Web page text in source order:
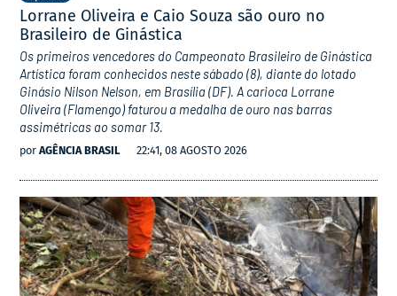
Lorrane Oliveira e Caio Souza são ouro no
Brasileiro de Ginástica
Os primeiros vencedores do Campeonato Brasileiro de Ginástica
Artística foram conhecidos neste sábado (8), diante do lotado
Ginásio Nilson Nelson, em Brasília (DF). A carioca Lorrane
Oliveira (Flamengo) faturou a medalha de ouro nas barras
assimétricas ao somar 13.
por AGÊNCIA BRASIL 22:41, 08 AGOSTO 2026